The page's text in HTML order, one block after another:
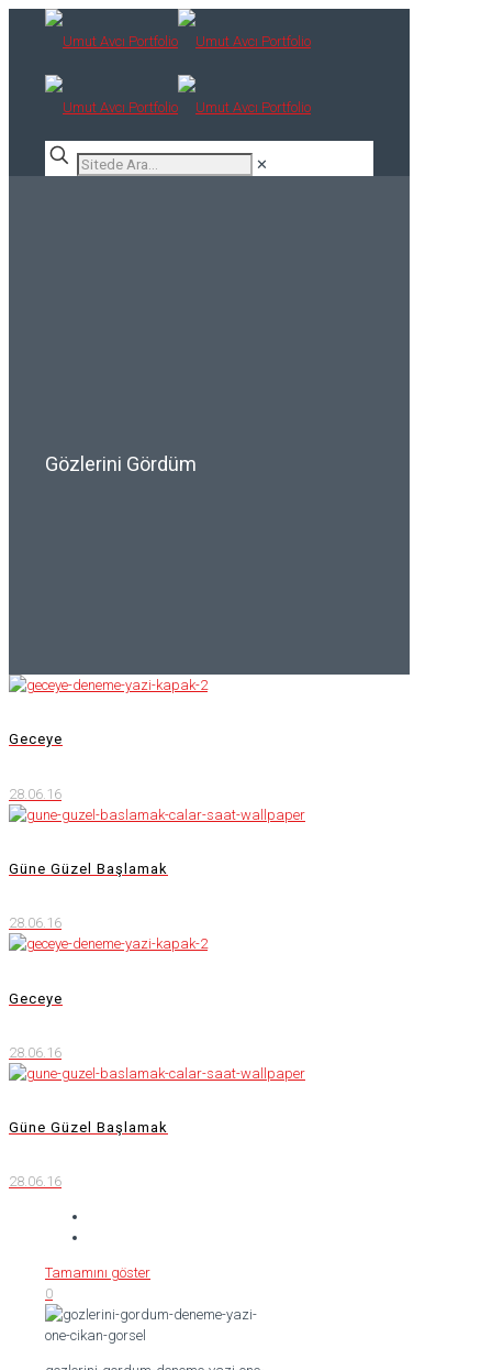
✕
Gözlerini Gördüm
Geceye
28.06.16
Güne Güzel Başlamak
28.06.16
Geceye
28.06.16
Güne Güzel Başlamak
28.06.16
Tamamını göster
0